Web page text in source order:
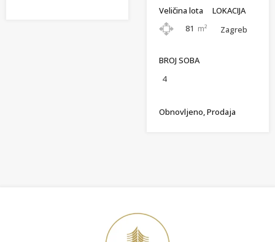
Veličina lota
81 m²
LOKACIJA
Zagreb
BROJ SOBA
4
Obnovljeno, Prodaja